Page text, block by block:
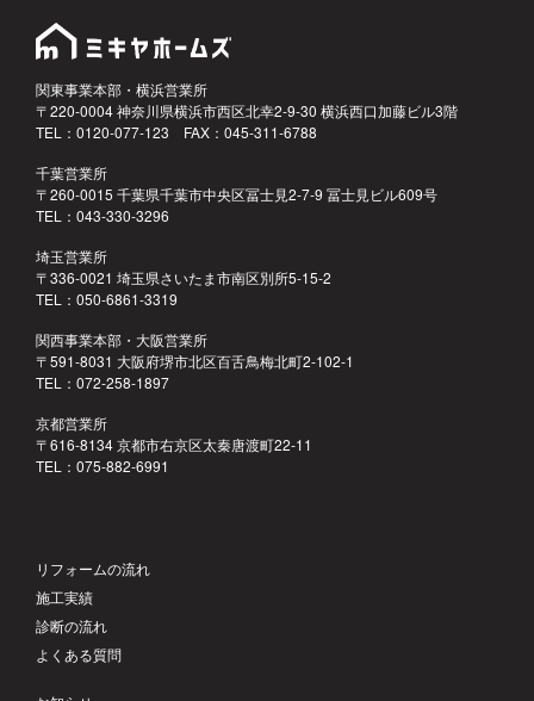
関東事業本部・横浜営業所
〒220-0004 神奈川県横浜市西区北幸2-9-30 横浜西口加藤ビル3階
TEL：0120-077-123 FAX：045-311-6788
千葉営業所
〒260-0015 千葉県千葉市中央区冨士見2-7-9 冨士見ビル609号
TEL：043-330-3296
埼玉営業所
〒336-0021 埼玉県さいたま市南区別所5-15-2
TEL：050-6861-3319
関西事業本部・大阪営業所
〒591-8031 大阪府堺市北区百舌鳥梅北町2-102-1
TEL：072-258-1897
京都営業所
〒616-8134 京都市右京区太秦唐渡町22-11
TEL：075-882-6991
リフォームの流れ
施工実績
診断の流れ
よくある質問